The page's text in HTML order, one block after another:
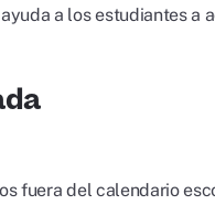
a los estudiantes a
fuera del calendario